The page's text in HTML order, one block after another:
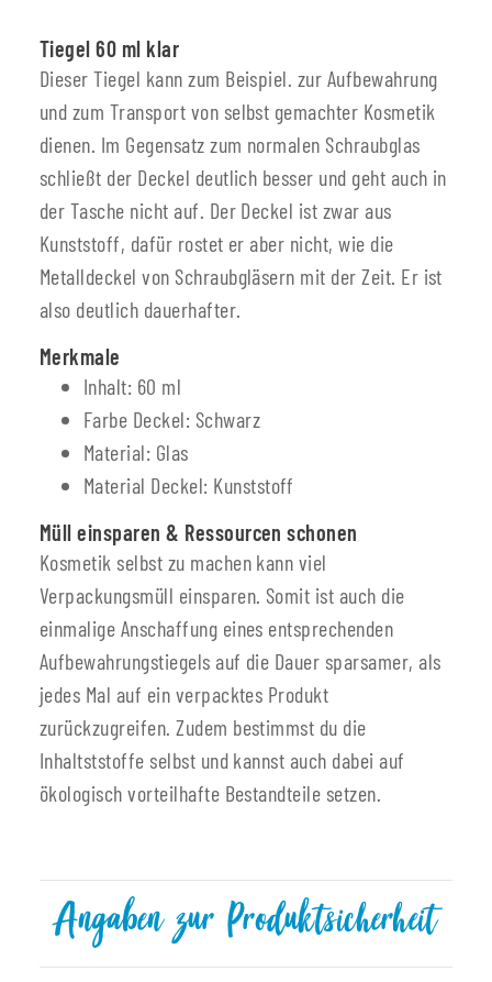
Tiegel 60 ml klar
Dieser Tiegel kann zum Beispiel. zur Aufbewahrung
und zum Transport von selbst gemachter Kosmetik
dienen. Im Gegensatz zum normalen Schraubglas
schließt der Deckel deutlich besser und geht auch in
der Tasche nicht auf. Der Deckel ist zwar aus
Kunststoff, dafür rostet er aber nicht, wie die
Metalldeckel von Schraubgläsern mit der Zeit. Er ist
also deutlich dauerhafter.
Merkmale
Inhalt: 60 ml
Farbe Deckel: Schwarz
Material: Glas
Material Deckel: Kunststoff
Müll einsparen & Ressourcen schonen
Kosmetik selbst zu machen kann viel
Verpackungsmüll einsparen. Somit ist auch die
einmalige Anschaffung eines entsprechenden
Aufbewahrungstiegels auf die Dauer sparsamer, als
jedes Mal auf ein verpacktes Produkt
zurückzugreifen. Zudem bestimmst du die
Inhaltststoffe selbst und kannst auch dabei auf
ökologisch vorteilhafte Bestandteile setzen.
Angaben zur Produktsicherheit